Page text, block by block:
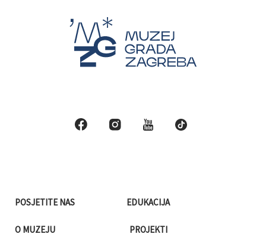
POSJETITE NAS
O MUZEJU
EDUKACIJA
PROJEKTI